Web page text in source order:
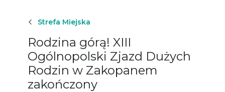
Strefa Miejska
Rodzina górą! XIII
Ogólnopolski Zjazd Dużych
Rodzin w Zakopanem
zakończony